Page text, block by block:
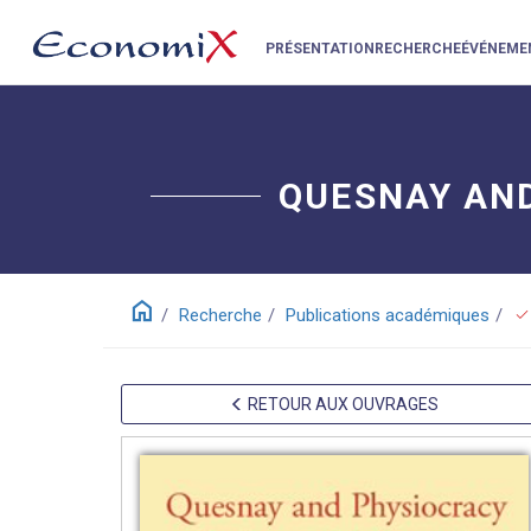
PRÉSENTATIONRECHERCHE
QUESNAY
home Recherche Publications académiques check
RETOUR AUX OUVRAGES